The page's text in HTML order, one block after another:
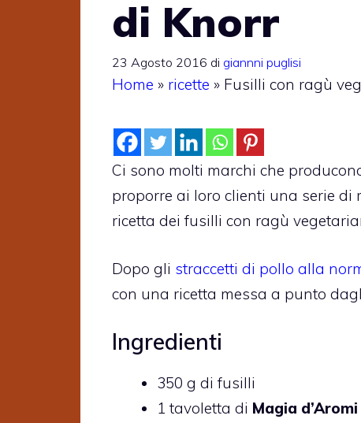
di Knorr
23 Agosto 2016 di giannni puglisi
Home » ricette » Fusilli con ragù
Ci sono molti marchi che
proporre ai loro clienti una serie di
ricetta dei fusilli con ragù
Dopo gli straccetti di pollo alla
con una ricetta messa a punto
Ingredienti
350 g di fusilli
1 tavoletta di Magia